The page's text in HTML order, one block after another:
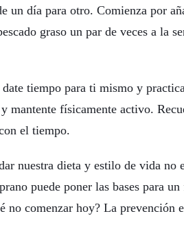
un día para otro. Comienza por
graso un par de veces a la
tiempo para ti mismo y
mantente físicamente activo.
el tiempo.
nuestra dieta y estilo de vida no
puede poner las bases para
no comenzar hoy? La prevención